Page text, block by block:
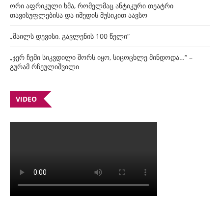
ორი აფრიკული ხმა, რომელმაც ანტიკური თეატრი
თავისუფლებისა და იმედის მუსიკით აავსო
„მაილს დევისი, გავლენის 100 წელი“
„ჯერ ჩემი სიკვდილი შორს იყო, სიცოცხლე მინდოდა…“ –
გურამ რჩეულიშვილი
VIDEO